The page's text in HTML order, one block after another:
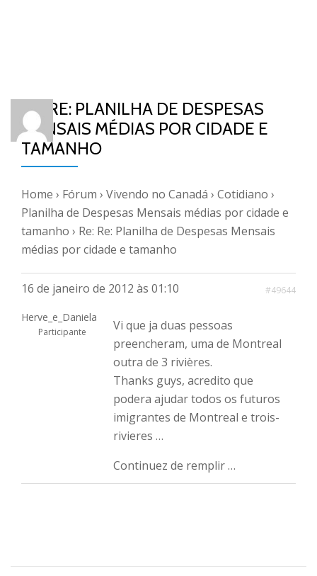
RE: RE: PLANILHA DE DESPESAS
MENSAIS MÉDIAS POR CIDADE E
TAMANHO
Home › Fórum › Vivendo no Canadá › Cotidiano ›
Planilha de Despesas Mensais médias por cidade e
tamanho › Re: Re: Planilha de Despesas Mensais
médias por cidade e tamanho
16 de janeiro de 2012 às 01:10 #49644
Herve_e_Daniela
Participante
Vi que ja duas pessoas
preencheram, uma de Montreal
outra de 3 rivières.
Thanks guys, acredito que
podera ajudar todos os futuros
imigrantes de Montreal e trois-
rivieres …
Continuez de remplir …